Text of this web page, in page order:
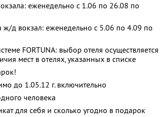
еженедельно с 1.06 по 26.08 по
д вокзал: еженедельно с 5.06 по 4.09 по
FORTUNA: выбор отеля осуществляется
мест в отелях, указанных в списке
до 1.05.12 г. включительно
человека
для себя и сколько угодно в подарок